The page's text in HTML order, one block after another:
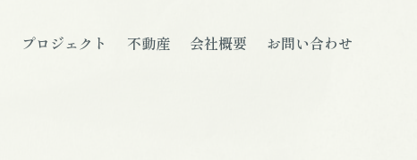
プロジェクト 不動産 会社概要 お問い合わせ